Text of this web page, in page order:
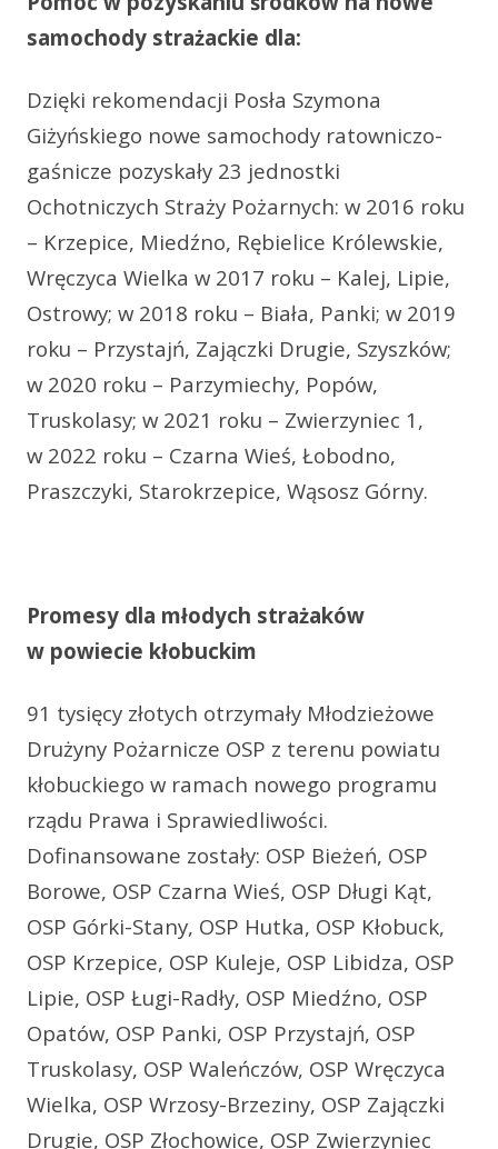
samochody strażackie dla:
Dzięki rekomendacji Posła Szymona
Giżyńskiego nowe samochody ratowniczo-
gaśnicze pozyskały 23 jednostki
Ochotniczych Straży Pożarnych: w 2016 roku
– Krzepice, Miedźno, Rębielice Królewskie,
Wręczyca Wielka w 2017 roku – Kalej, Lipie,
Ostrowy; w 2018 roku – Biała, Panki; w 2019
roku – Przystajń, Zajączki Drugie, Szyszków;
w 2020 roku – Parzymiechy, Popów,
Truskolasy; w 2021 roku – Zwierzyniec 1,
w 2022 roku – Czarna Wieś, Łobodno,
Praszczyki, Starokrzepice, Wąsosz Górny.
Promesy dla młodych strażaków
w powiecie kłobuckim
91 tysięcy złotych otrzymały Młodzieżowe
Drużyny Pożarnicze OSP z terenu powiatu
kłobuckiego w ramach nowego programu
rządu Prawa i Sprawiedliwości.
Dofinansowane zostały: OSP Bieżeń, OSP
Borowe, OSP Czarna Wieś, OSP Długi Kąt,
OSP Górki-Stany, OSP Hutka, OSP Kłobuck,
OSP Krzepice, OSP Kuleje, OSP Libidza, OSP
Lipie, OSP Ługi-Radły, OSP Miedźno, OSP
Opatów, OSP Panki, OSP Przystajń, OSP
Truskolasy, OSP Waleńczów, OSP Wręczyca
Wielka, OSP Wrzosy-Brzeziny, OSP Zajączki
Drugie, OSP Złochowice, OSP Zwierzyniec